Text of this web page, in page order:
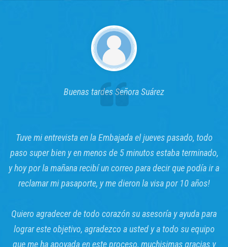
Buenas tardes Señora Suárez
Tuve mi entrevista en la Embajada el jueves pasado, todo
paso super bien y en menos de 5 minutos estaba terminado,
y hoy por la mañana recibí un correo para decir que podía ir a
reclamar mi pasaporte, y me dieron la visa por 10 años!
Quiero agradecer de todo corazón su asesoría y ayuda para
lograr este objetivo, agradezco a usted y a todo su equipo
que me ha apoyada en este proceso, muchisimas gracias y